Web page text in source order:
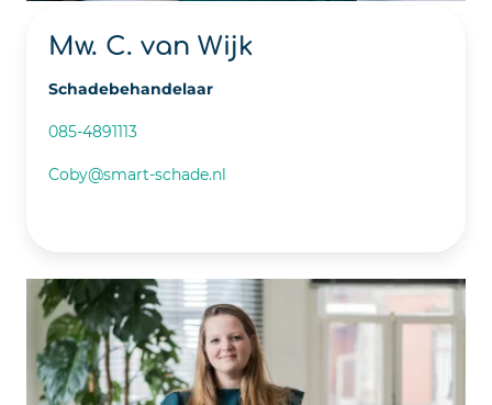
Mw. C. van Wijk
Schadebehandelaar
085-4891113
Coby@smart-schade.nl